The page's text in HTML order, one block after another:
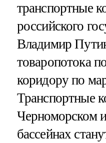
транспортные
российского
Владимир
товаропотока
коридору по
Транспортные
Черноморском
бассейнах